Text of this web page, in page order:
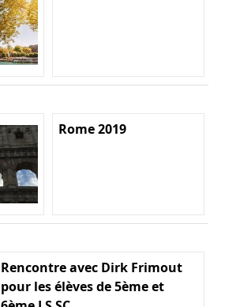
Rome 2019
Rencontre avec Dirk Frimout
pour les élèves de 5ème et